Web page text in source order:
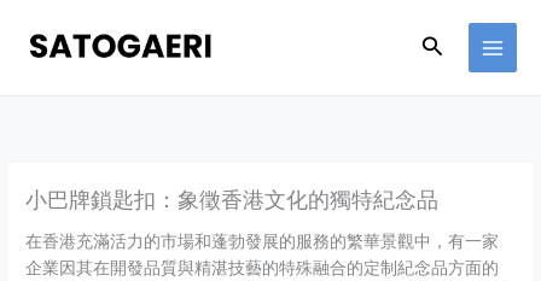
content
Search
小巴牌鎖匙扣：象徵香港文化的獨特紀念品
在香港充滿活力的市場和蓬勃發展的服務的繁華景觀中，有一家
企業因其在開發品質與精湛技藝的特殊融合的定制紀念品方面的